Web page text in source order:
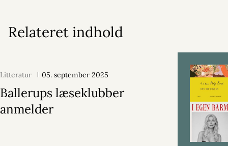
Relateret indhold
Litteratur 05. september 2025
Ballerups læseklubber
anmelder